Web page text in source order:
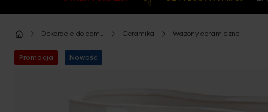
Dekoracje do domu Ceramika Wazony ceramiczne
Promocja Nowość